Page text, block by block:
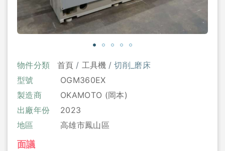
物件分類 首頁 工具機
切削_磨床
型號
OGM360EX
製造商
OKAMOTO (岡本)
出廠年份
2023
地區
高雄市鳳山區
面議